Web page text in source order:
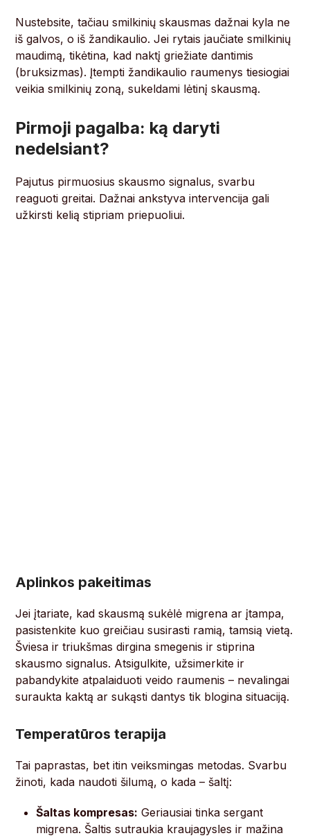
Nustebsite, tačiau smilkinių skausmas dažnai kyla ne
iš galvos, o iš žandikaulio. Jei rytais jaučiate smilkinių
maudimą, tikėtina, kad naktį griežiate dantimis
(bruksizmas). Įtempti žandikaulio raumenys tiesiogiai
veikia smilkinių zoną, sukeldami lėtinį skausmą.
Pirmoji pagalba: ką daryti
nedelsiant?
Pajutus pirmuosius skausmo signalus, svarbu
reaguoti greitai. Dažnai ankstyva intervencija gali
užkirsti kelią stipriam priepuoliui.
Aplinkos pakeitimas
Jei įtariate, kad skausmą sukėlė migrena ar įtampa,
pasistenkite kuo greičiau susirasti ramią, tamsią vietą.
Šviesa ir triukšmas dirgina smegenis ir stiprina
skausmo signalus. Atsigulkite, užsimerkite ir
pabandykite atpalaiduoti veido raumenis – nevalingai
suraukta kaktą ar sukąsti dantys tik blogina situaciją.
Temperatūros terapija
Tai paprastas, bet itin veiksmingas metodas. Svarbu
žinoti, kada naudoti šilumą, o kada – šaltį:
Šaltas kompresas: Geriausiai tinka sergant
migrena. Šaltis sutraukia kraujagysles ir mažina